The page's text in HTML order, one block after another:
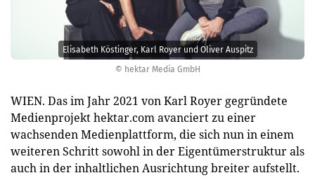
© hektar Media GmbH
Elisabeth Köstinger, Karl Royer und Oliver Auspitz
WIEN. Das im Jahr 2021 von Karl Royer gegründete
Medienprojekt hektar.com avanciert zu einer
wachsenden Medienplattform, die sich nun in einem
weiteren Schritt sowohl in der Eigentümerstruktur als
auch in der inhaltlichen Ausrichtung breiter aufstellt.